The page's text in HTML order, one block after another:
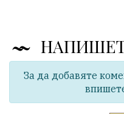
За да добавяте